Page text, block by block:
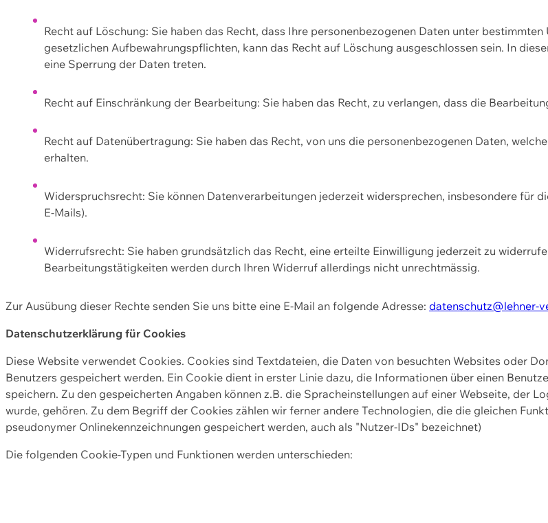
Recht auf Löschung: Sie haben das Recht, dass Ihre personenbezogenen Daten unter
gesetzlichen Aufbewahrungspflichten, kann das Recht auf Löschung ausgeschlossen sein. In
eine Sperrung der Daten treten.
Recht auf Einschränkung der Bearbeitung: Sie haben das Recht, zu verlangen, dass die
Recht auf Datenübertragung: Sie haben das Recht, von uns die personenbezogenen Daten,
erhalten.
Widerspruchsrecht: Sie können Datenverarbeitungen jederzeit widersprechen, insbesondere für
E-Mails).
Widerrufsrecht: Sie haben grundsätzlich das Recht, eine erteilte Einwilligung jederzeit zu
Bearbeitungstätigkeiten werden durch Ihren Widerruf allerdings nicht unrechtmässig.
Zur Ausübung dieser Rechte senden Sie uns bitte eine E-Mail an folgende Adresse: datenschutz@lehner-
Datenschutzerklärung für Cookies
Diese Website verwendet Cookies. Cookies sind Textdateien, die Daten von besuchten Websites oder
Benutzers gespeichert werden. Ein Cookie dient in erster Linie dazu, die Informationen über einen
speichern. Zu den gespeicherten Angaben können z.B. die Spracheinstellungen auf einer Webseite, der
wurde, gehören. Zu dem Begriff der Cookies zählen wir ferner andere Technologien, die die gleichen
pseudonymer Onlinekennzeichnungen gespeichert werden, auch als "Nutzer-IDs" bezeichnet)
Die folgenden Cookie-Typen und Funktionen werden unterschieden: